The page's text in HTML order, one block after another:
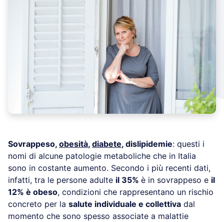
Sovrappeso, obesità, diabete, dislipidemie: questi i
nomi di alcune patologie metaboliche che in Italia
sono in costante aumento. Secondo i più recenti dati,
infatti, tra le persone adulte il 35% è in sovrappeso e il
12% è obeso, condizioni che rappresentano un rischio
concreto per la salute individuale e collettiva dal
momento che sono spesso associate a malattie